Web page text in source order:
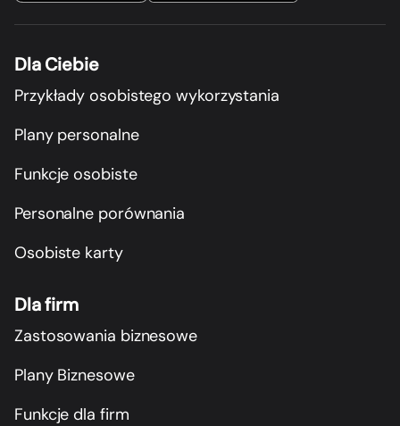
Dla Ciebie
Przykłady osobistego wykorzystania
Plany personalne
Funkcje osobiste
Personalne porównania
Osobiste karty
Dla firm
Zastosowania biznesowe
Plany Biznesowe
Funkcje dla firm